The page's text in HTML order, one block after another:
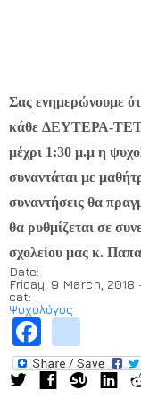
Σας ενημερώνουμε
κάθε ΔΕΥΤΕΡΑ-
μέχρι 1:30 μ.μ η
συναντάται με
συναντήσεις θα
θα ρυθμίζεται σε
σχολείου μας κ.
Date:
Friday, 9 March, 2018
cat:
Ψυχολόγος